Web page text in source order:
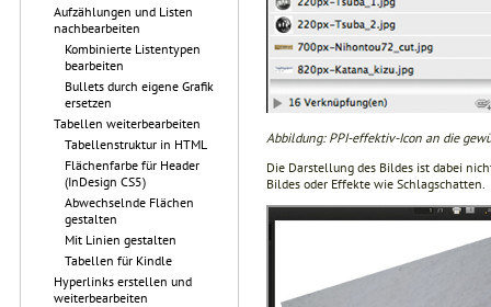
Aufzählungen und Listen
nachbearbeiten
Kombinierte Listentypen
bearbeiten
Bullets durch eigene Grafik
ersetzen
Tabellen weiterbearbeiten
Tabellenstruktur in HTML
Flächenfarbe für Header
(InDesign CS5)
Abwechselnde Flächen
gestalten
Mit Linien gestalten
Tabellen für Kindle
Hyperlinks erstellen und
weiterbearbeiten
Abbildung: PPI-effektiv-Icon an die
Die Darstellung des Bildes ist dabei
Bildes oder Effekte wie Schlagschatten.